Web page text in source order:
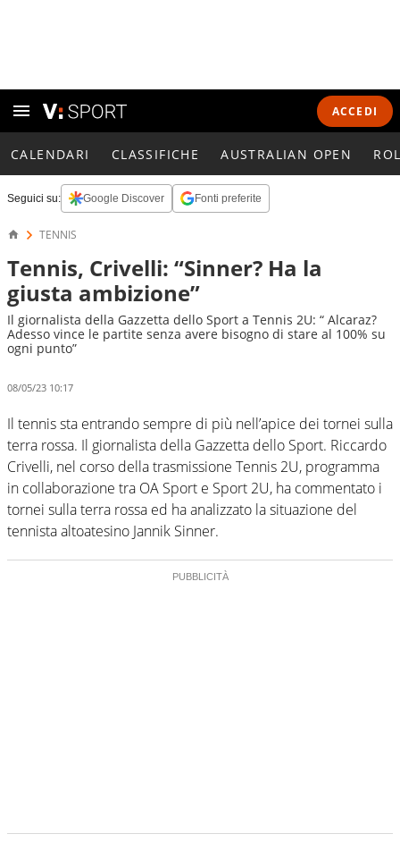
ACCEDI
CALENDARI CLASSIFICHE AUSTRALIAN OPEN
Seguici su: Google Discover Fonti preferite
TENNIS
Tennis, Crivelli: “Sinner? Ha la
giusta ambizione”
Il giornalista della Gazzetta dello Sport a Tennis 2U: “ Alcaraz?
Adesso vince le partite senza avere bisogno di stare al 100% su
ogni punto”
08/05/23 10:17
Il tennis sta entrando sempre di più nell’apice dei tornei sulla
terra rossa. Il giornalista della Gazzetta dello Sport. Riccardo
Crivelli, nel corso della trasmissione Tennis 2U, programma
in collaborazione tra OA Sport e Sport 2U, ha commentato i
tornei sulla terra rossa ed ha analizzato la situazione del
tennista altoatesino Jannik Sinner.